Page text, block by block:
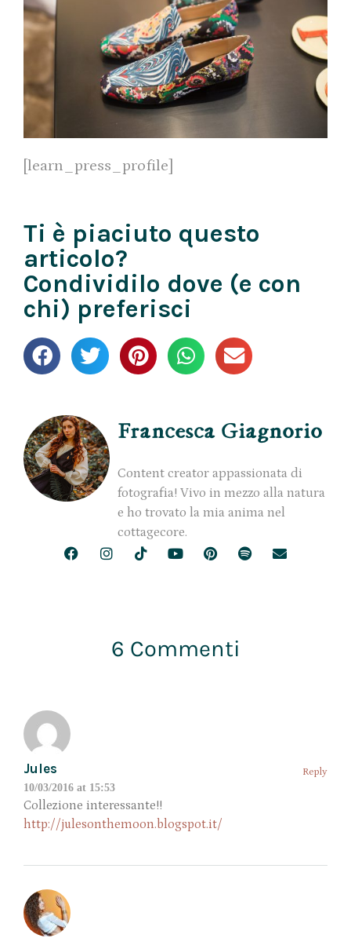
[learn_press_profile]
Ti è piaciuto questo
articolo?
Condividilo dove (e con
chi) preferisci
Francesca Giagnorio
Content creator appassionata di
fotografia! Vivo in mezzo alla natura
e ho trovato la mia anima nel
cottagecore.
6 Commenti
Jules
10/03/2016 at 15:53
Reply
Collezione interessante!!
http://julesonthemoon.blogspot.it/